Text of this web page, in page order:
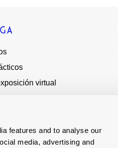
features and to analyse our
media, advertising and
virtual
moderna